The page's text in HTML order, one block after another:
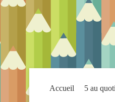
Accueil 5 au